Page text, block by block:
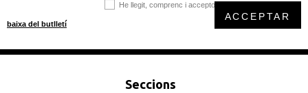
He llegit, comprenc i accepto la
baixa del butlletí
ACCEPTAR
Seccions